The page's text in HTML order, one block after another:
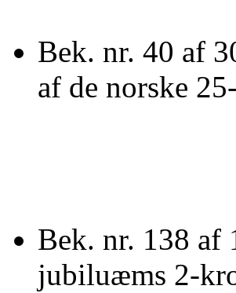
Bek. nr. 40 af
af de norske
Bek. nr. 138 af
jubiluæms 2-